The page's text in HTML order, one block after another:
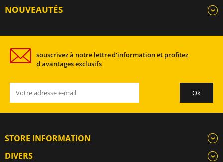
NOUVEAUTÉS
souscrivez à notre lettre d'information et profitez
d'avantages exclusifs
STORE INFORMATION
DIVERS